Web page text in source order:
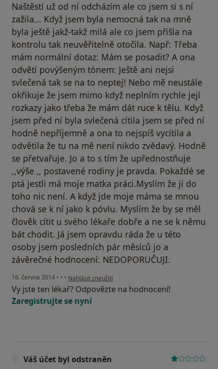
Naštěstí už od ní odcházím ale co jsem si s ní
zažila... Když jsem byla nemocná tak na mně
byla ještě jakž-takž milá ale co jsem přišla na
kontrolu tak neuvěřitelně otočila. Např: Třeba
mám normální dotaz: Mám se posadit? A ona
odvětí povýšeným tónem: Ještě ani nejsi
svlečená tak se na to neptej! Nebo mě neustále
okřikuje že jsem mimo když neplním rychle její
rozkazy jako třeba že mám dát ruce k tělu. Když
jsem před ní byla svlečená cítila jsem se před ní
hodně nepříjemně a ona to nejspíš vycítila a
odvětila že tu na mě není nikdo zvědavý. Hodně
se přetvařuje. Jo a to s tím že upřednostňuje
,,výše ,, postavené rodiny je pravda. Pokaždé se
ptá jestli má moje matka práci.Myslím že jí do
toho nic není. A když jde moje máma se mnou
chová se k ní jako k póvlu. Myslím že by se měl
člověk cítit u svého lékaře dobře a ne se k němu
bát chodit. Já jsem opravdu ráda že u této
osoby jsem posledních pár měsíců jo a
závěrečné hodnocení: NEDOPORUČUJI.
16. června 2014 • • • podle názoru uživatele Váš účet byl odstraněn
Nahlásit zneužití
Vy jste ten lékař? Odpovězte na hodnocení!
Zaregistrujte se nyní
Váš účet byl odstraněn